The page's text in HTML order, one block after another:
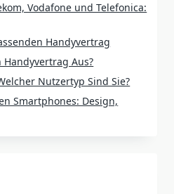
Vodafone und Telefonica:
Handyvertrag
Handyvertrag Aus?
Nutzertyp Sind Sie?
Smartphones: Design,